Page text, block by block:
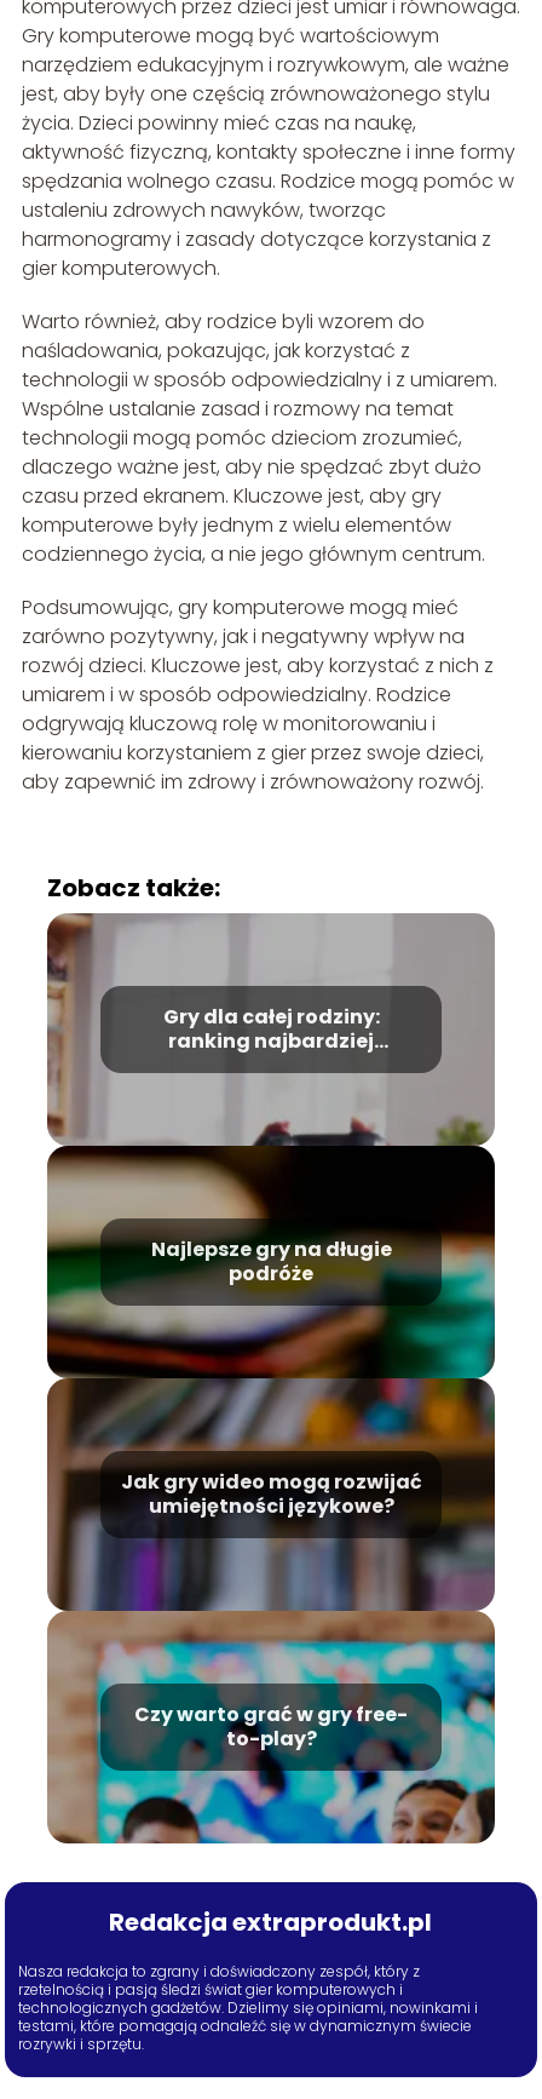
komputerowych przez dzieci jest umiar i równowaga.
Gry komputerowe mogą być wartościowym
narzędziem edukacyjnym i rozrywkowym, ale ważne
jest, aby były one częścią zrównoważonego stylu
życia. Dzieci powinny mieć czas na naukę,
aktywność fizyczną, kontakty społeczne i inne formy
spędzania wolnego czasu. Rodzice mogą pomóc w
ustaleniu zdrowych nawyków, tworząc
harmonogramy i zasady dotyczące korzystania z
gier komputerowych.
Warto również, aby rodzice byli wzorem do
naśladowania, pokazując, jak korzystać z
technologii w sposób odpowiedzialny i z umiarem.
Wspólne ustalanie zasad i rozmowy na temat
technologii mogą pomóc dzieciom zrozumieć,
dlaczego ważne jest, aby nie spędzać zbyt dużo
czasu przed ekranem. Kluczowe jest, aby gry
komputerowe były jednym z wielu elementów
codziennego życia, a nie jego głównym centrum.
Podsumowując, gry komputerowe mogą mieć
zarówno pozytywny, jak i negatywny wpływ na
rozwój dzieci. Kluczowe jest, aby korzystać z nich z
umiarem i w sposób odpowiedzialny. Rodzice
odgrywają kluczową rolę w monitorowaniu i
kierowaniu korzystaniem z gier przez swoje dzieci,
aby zapewnić im zdrowy i zrównoważony rozwój.
Zobacz także:
Gry dla całej rodziny:
ranking najbardziej
Najlepsze gry na długie
podróże
Jak gry wideo mogą rozwijać
umiejętności językowe?
Czy warto grać w gry free-
to-play?
Redakcja extraprodukt.pl
Nasza redakcja to zgrany i doświadczony zespół, który z
rzetelnością i pasją śledzi świat gier komputerowych i
technologicznych gadżetów. Dzielimy się opiniami, nowinkami i
testami, które pomagają odnaleźć się w dynamicznym świecie
rozrywki i sprzętu.